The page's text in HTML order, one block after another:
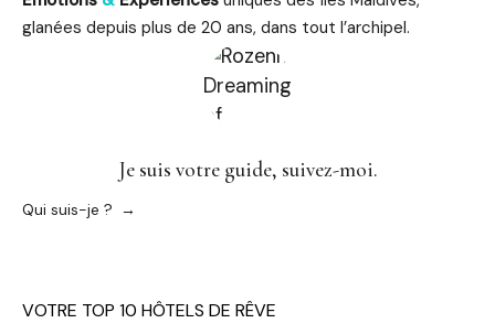
glanées depuis plus de 20 ans, dans tout l’archipel.
Je suis votre guide, suivez-moi.
Qui suis-je ?
VOTRE TOP 10 HÔTELS DE RÊVE